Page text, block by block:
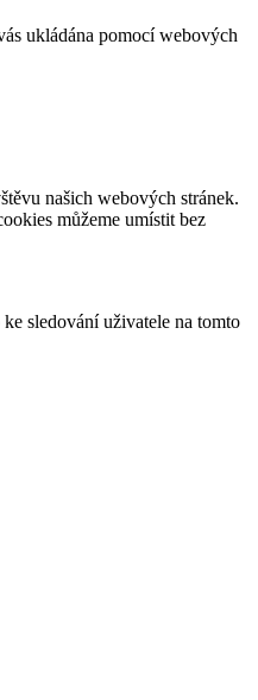
ukládána pomocí webových
našich webových stránek.
můžeme umístit bez
sledování uživatele na tomto